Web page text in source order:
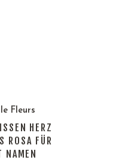
Fleurs
HERZ
ROSA FÜR
NAMEN